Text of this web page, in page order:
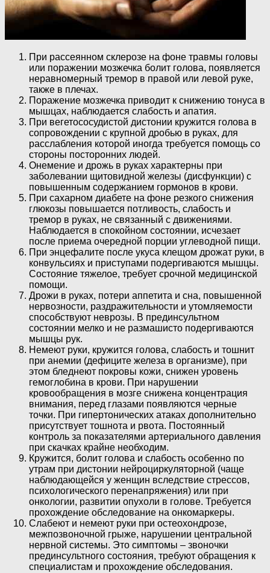
При рассеянном склерозе на фоне травмы головы
или поражении мозжечка болит голова, появляется
неравномерный тремор в правой или левой руке,
также в плечах.
Поражение мозжечка приводит к снижению тонуса в
мышцах, наблюдается слабость и апатия.
При вегетососудистой дистонии кружится голова в
сопровождении с крупной дробью в руках, для
расслабления которой иногда требуется помощь со
стороны посторонних людей.
Онемение и дрожь в руках характерны при
заболевании щитовидной железы (дисфункции) с
повышенным содержанием гормонов в крови.
При сахарном диабете на фоне резкого снижения
глюкозы повышается потливость, слабость и
тремор в руках, не связанный с движениями.
Наблюдается в спокойном состоянии, исчезает
после приема очередной порции углеводной пищи.
При энцефалите после укуса клещом дрожат руки, в
конвульсиях и приступами подергиваются мышцы.
Состояние тяжелое, требует срочной медицинской
помощи.
Дрожи в руках, потери аппетита и сна, повышенной
нервозности, раздражительности и утомляемости
способствуют неврозы. В прединсультном
состоянии мелко и не размашисто подергиваются
мышцы рук.
Немеют руки, кружится голова, слабость и тошнит
при анемии (дефиците железа в организме), при
этом бледнеют покровы кожи, снижен уровень
гемоглобина в крови. При нарушении
кровообращения в мозге снижена концентрация
внимания, перед глазами появляются черные
точки. При гипертонических атаках дополнительно
присутствует тошнота и рвота. Постоянный
контроль за показателями артериального давления
при скачках крайне необходим.
Кружится, болит голова и слабость особенно по
утрам при дистонии нейроциркуляторной (чаще
наблюдающейся у женщин вследствие стрессов,
психологического перенапряжения) или при
онкологии, развитии опухоли в голове. Требуется
прохождение обследование на онкомаркеры.
Слабеют и немеют руки при остеохондрозе,
межпозвоночной грыже, нарушении центральной
нервной системы. Это симптомы – звоночки
прединсультного состояния, требуют обращения к
специалистам и прохождение обследования.